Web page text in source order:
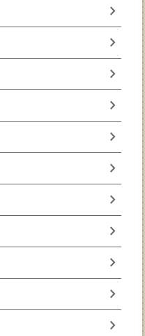
chevron_right
chevron_right
chevron_right
chevron_right
chevron_right
chevron_right
chevron_right
chevron_right
chevron_right
chevron_right
chevron_right